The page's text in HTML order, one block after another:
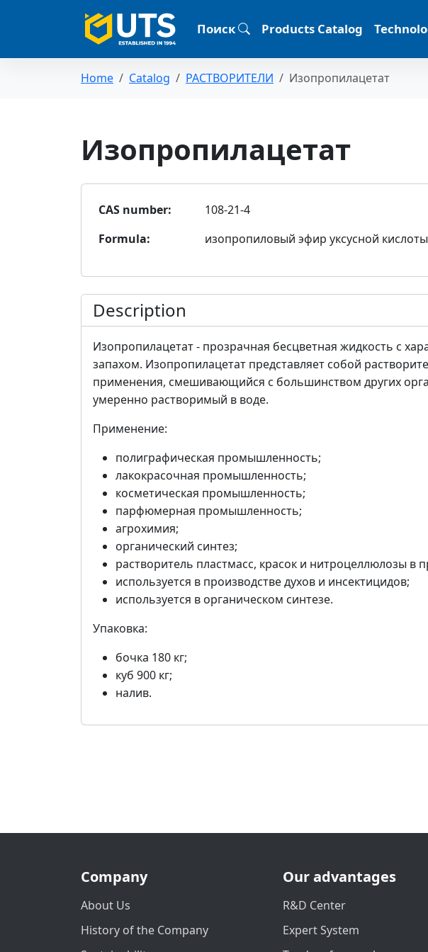
Поиск Products Catalog
Home Catalog РАСТВОРИТЕЛИ Изопропилацетат
Изопропилацетат
CAS number:
108-21-4
Formula:
изопропиловый эфир уксусной
Description
Изопропилацетат - прозрачная бесцветная жидкость с
запахом. Изопропилацетат представляет собой
применения, смешивающийся с большинством других
умеренно растворимый в воде.
Применение:
полиграфическая промышленность;
лакокрасочная промышленность;
косметическая промышленность;
парфюмерная промышленность;
агрохимия;
органический синтез;
растворитель пластмасс, красок и нитроцеллюлозы в
используется в производстве духов и инсектицидов;
используется в органическом синтезе.
Упаковка:
бочка 180 кг;
куб 900 кг;
налив.
Company
About Us
History of the Company
Our advantages
R&D Center
Expert System